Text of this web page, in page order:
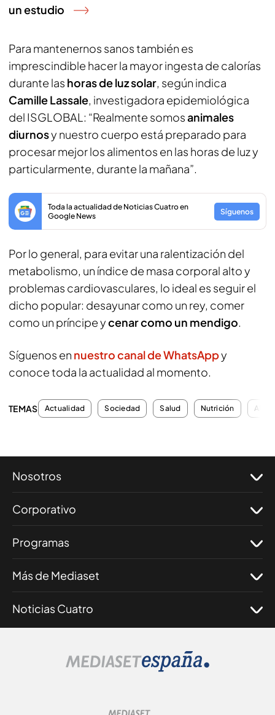
un estudio
Para mantenernos sanos también es
imprescindible hacer la mayor ingesta de calorías
durante las horas de luz solar, según indica
Camille Lassale, investigadora epidemiológica
del ISGLOBAL: “Realmente somosanimales
diurnosy nuestro cuerpo está preparado para
procesar mejor los alimentos en las horas de luz y
particularmente, durante la mañana”.
Toda la actualidad de Noticias Cuatro en
Google News
Síguenos
Por lo general, para evitar una ralentización del
metabolismo, un índice de masa corporal alto y
problemas cardiovasculares, lo ideal es seguir el
dicho popular: desayunar como un rey, comer
como un príncipe ycenar como un mendigo.
Síguenos en nuestro canal de WhatsAppy
conoce toda la actualidad al momento.
TEMAS Actualidad Sociedad Salud Nutrición
Nosotros
Corporativo
Programas
Más de Mediaset
Noticias Cuatro